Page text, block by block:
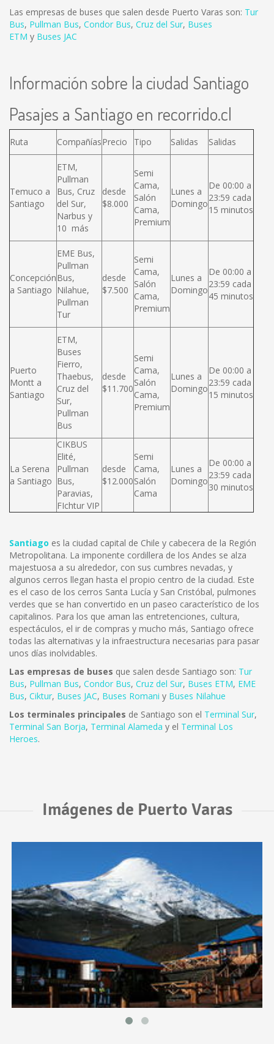
Las empresas de buses que salen desde Puerto Varas son: Tur
Bus, Pullman Bus, Condor Bus, Cruz del Sur, Buses
ETM y Buses JAC
Información sobre la ciudad Santiago
Pasajes a Santiago en recorrido.cl
Ruta CompañíasPrecio Tipo Salidas Salidas
Temuco a
Santiago
ETM,
Pullman
Bus, Cruz
del Sur,
Narbus y
10 más
desde
$8.000
Semi
Cama,
Salón
Cama,
Premium
Lunes a
Domingo
De 00:00 a
23:59 cada
15 minutos
Concepción
a Santiago
EME Bus,
Pullman
Bus,
Nilahue,
Pullman
Tur
desde
$7.500
Semi
Cama,
Salón
Cama,
Premium
Lunes a
Domingo
De 00:00 a
23:59 cada
45 minutos
Puerto
Montt a
Santiago
ETM,
Buses
Fierro,
Thaebus,
Cruz del
Sur,
Pullman
Bus
desde
$11.700
Semi
Cama,
Salón
Cama,
Premium
Lunes a
Domingo
De 00:00 a
23:59 cada
15 minutos
La Serena
a Santiago
CIKBUS
Elité,
Pullman
Bus,
Paravias,
FIchtur VIP
desde
$12.000
Semi
Cama,
Salón
Cama
Lunes a
Domingo
De 00:00 a
23:59 cada
30 minutos
Santiago es la ciudad capital de Chile y cabecera de la Región
Metropolitana. La imponente cordillera de los Andes se alza
majestuosa a su alrededor, con sus cumbres nevadas, y
algunos cerros llegan hasta el propio centro de la ciudad. Este
es el caso de los cerros Santa Lucía y San Cristóbal, pulmones
verdes que se han convertido en un paseo característico de los
capitalinos. Para los que aman las entretenciones, cultura,
espectáculos, el ir de compras y mucho más, Santiago ofrece
todas las alternativas y la infraestructura necesarias para pasar
unos días inolvidables.
Las empresas de buses que salen desde Santiago son: Tur
Bus, Pullman Bus, Condor Bus, Cruz del Sur, Buses ETM, EME
Bus, Ciktur, Buses JAC, Buses Romani y Buses Nilahue
Los terminales principales de Santiago son el Terminal Sur,
Terminal San Borja, Terminal Alameda y el Terminal Los
Heroes.
Imágenes de Puerto Varas